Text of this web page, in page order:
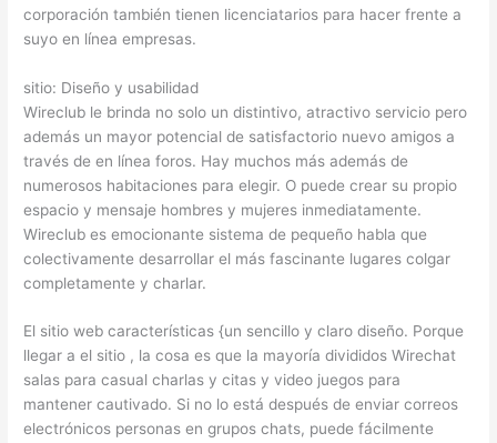
corporación también tienen licenciatarios para hacer frente a
suyo en línea empresas.
sitio: Diseño y usabilidad
Wireclub le brinda no solo un distintivo, atractivo servicio pero
además un mayor potencial de satisfactorio nuevo amigos a
través de en línea foros. Hay muchos más además de
numerosos habitaciones para elegir. O puede crear su propio
espacio y mensaje hombres y mujeres inmediatamente.
Wireclub es emocionante sistema de pequeño habla que
colectivamente desarrollar el más fascinante lugares colgar
completamente y charlar.
El sitio web características {un sencillo y claro diseño. Porque
llegar a el sitio , la cosa es que la mayoría divididos Wirechat
salas para casual charlas y citas y video juegos para
mantener cautivado. Si no lo está después de enviar correos
electrónicos personas en grupos chats, puede fácilmente